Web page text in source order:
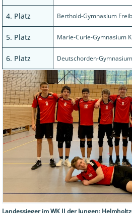
4. Platz Berthold-Gymnasium
5. Platz Marie-Curie-Gymnasium
6. Platz Deutschorden-
Landessieger im WK II der Jungen: